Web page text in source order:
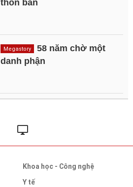
thôn bản
Megastory
58 năm chờ một
danh phận
Khoa học - Công nghệ
Y tế